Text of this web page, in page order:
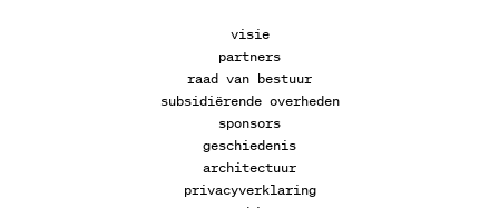
visie
partners
raad van bestuur
subsidiërende overheden
sponsors
geschiedenis
architectuur
privacyverklaring